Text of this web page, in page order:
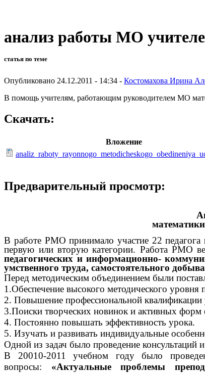
анализ работы МО
статья по теме
Опубликовано 24.12.2011 - 14:34 - Костомахова Ирина
В помощь учителям, работающим руководителем МО
Скачать:
Вложение
Предварительный просмотр:
В работе РМО принимало участие 22
первую или вторую категории. Работа РМО
педагогических и информационно-
умственного труда, самостоятельного
Перед методическим объединением были
1.Обеспечение высокого методического уровня
2. Повышение профессиональной
3.Поиски творческих новинок и активных
4. Постоянно повышать эффективность урока.
5. Изучать и развивать индивидуальные
Одной из задач было проведение консультаций
В 20010-2011 учебном году было
вопросы: «Актуальные проблемы